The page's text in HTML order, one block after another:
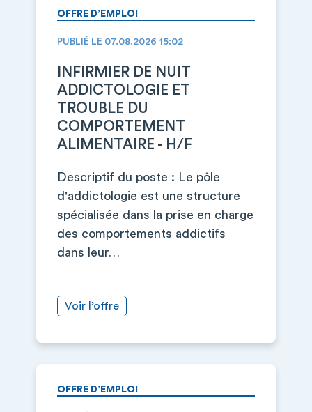
OFFRE D’EMPLOI
PUBLIÉ LE 07.08.2026 15:02
INFIRMIER DE NUIT
ADDICTOLOGIE ET
TROUBLE DU
COMPORTEMENT
ALIMENTAIRE - H/F
Descriptif du poste : Le pôle
d'addictologie est une structure
spécialisée dans la prise en charge
des comportements addictifs
dans leur…
Voir l’offre
OFFRE D’EMPLOI